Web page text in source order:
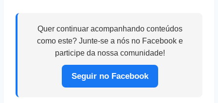
Quer continuar acompanhando conteúdos
como este? Junte-se a nós no Facebook e
participe da nossa comunidade!
Seguir no Facebook